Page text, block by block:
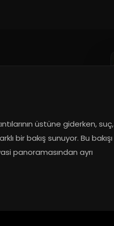
üstüne giderken, suç,
bir bakış sunuyor. Bu bakışı
panoramasından ayrı